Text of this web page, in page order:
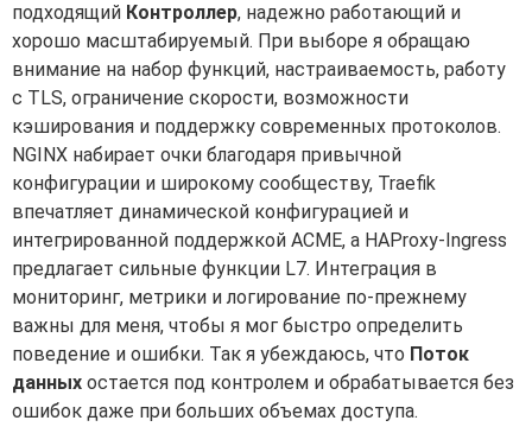
подходящий Контроллер, надежно работающий и
хорошо масштабируемый. При выборе я обращаю
внимание на набор функций, настраиваемость, работу
с TLS, ограничение скорости, возможности
кэширования и поддержку современных протоколов.
NGINX набирает очки благодаря привычной
конфигурации и широкому сообществу, Traefik
впечатляет динамической конфигурацией и
интегрированной поддержкой ACME, а HAProxy-Ingress
предлагает сильные функции L7. Интеграция в
мониторинг, метрики и логирование по-прежнему
важны для меня, чтобы я мог быстро определить
поведение и ошибки. Так я убеждаюсь, что Поток
данных остается под контролем и обрабатывается без
ошибок даже при больших объемах доступа.